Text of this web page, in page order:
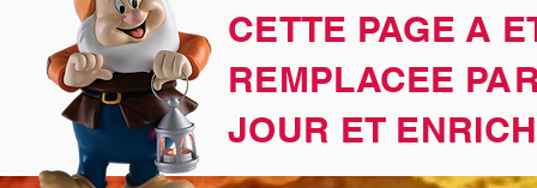
CETTE PAGE A
REMPLACEE
JOUR ET